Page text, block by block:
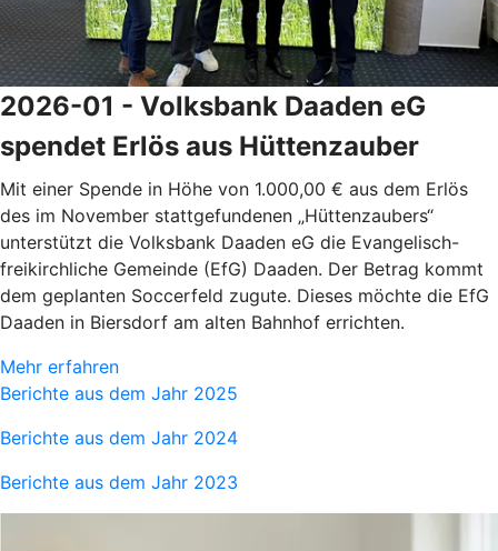
2026-01 - Volksbank Daaden eG
spendet Erlös aus Hüttenzauber
Mit einer Spende in Höhe von 1.000,00 € aus dem Erlös
des im November stattgefundenen „Hüttenzaubers“
unterstützt die Volksbank Daaden eG die Evangelisch-
freikirchliche Gemeinde (EfG) Daaden. Der Betrag kommt
dem geplanten Soccerfeld zugute. Dieses möchte die EfG
Daaden in Biersdorf am alten Bahnhof errichten.
Mehr erfahren
Berichte aus dem Jahr 2025
Berichte aus dem Jahr 2024
Berichte aus dem Jahr 2023